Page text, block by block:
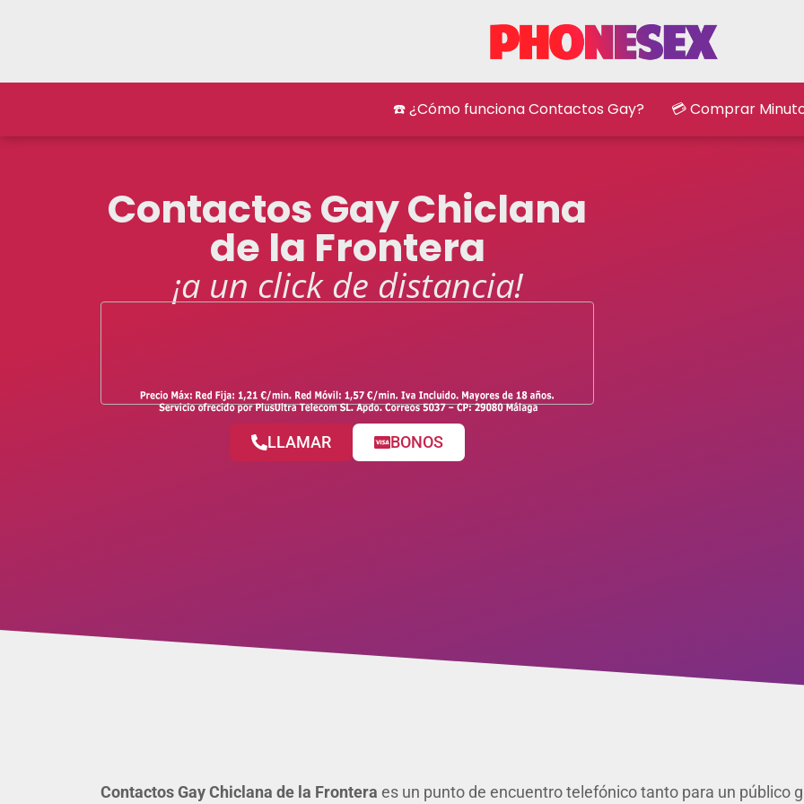
☎️ ¿Cómo funciona Contactos Gay? 💳 Comprar
Contactos Gay Chiclana
de la Frontera
¡a un click de distancia!
LLAMAR BONOS
Contactos Gay Chiclana de la Frontera es un punto de encuentro telefónico tanto para un público